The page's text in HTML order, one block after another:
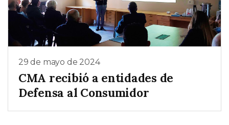
29 de mayo de 2024
CMA recibió a entidades de
Defensa al Consumidor